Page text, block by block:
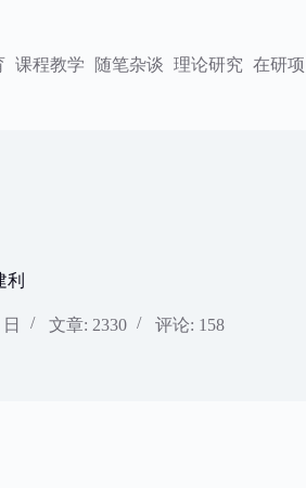
课程教学 随笔杂谈 理论研究 在研项
利
文章: 2330 评论: 158